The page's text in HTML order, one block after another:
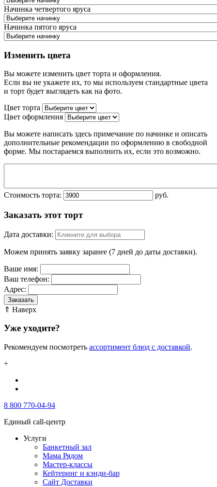
Начинка четвертого яруса
Начинка пятого яруса
Изменить цвета
Вы можете изменить цвет торта и оформления.
Если вы не укажете их, то мы используем стандартные цвета
и торт будет выглядеть как на фото.
Цвет торта
Цвет оформления
Вы можете написать здесь примечание по начинке и описать
дополнительные рекомендации по оформлению в свободной
форме. Мы постараемся выполнить их, если это возможно.
Стоимость торта: руб.
Заказать этот торт
Дата доставки:
Можем принять заявку заранее (7 дней до даты доставки).
Ваше имя:
Ваш телефон:
Адрес:
Заказать
⇑ Наверх
Уже уходите?
Рекомендуем посмотреть ассортимент блюд с доставкой.
+
8 800 770-04-94
Единый call-центр
Услуги
Банкетный зал
Мама Рядом
Мастер-классы
Кейтеринг и кэнди-бар
Сайт Доставки